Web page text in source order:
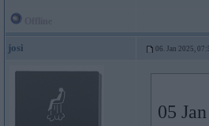
josi 06. Jan 2025,
05